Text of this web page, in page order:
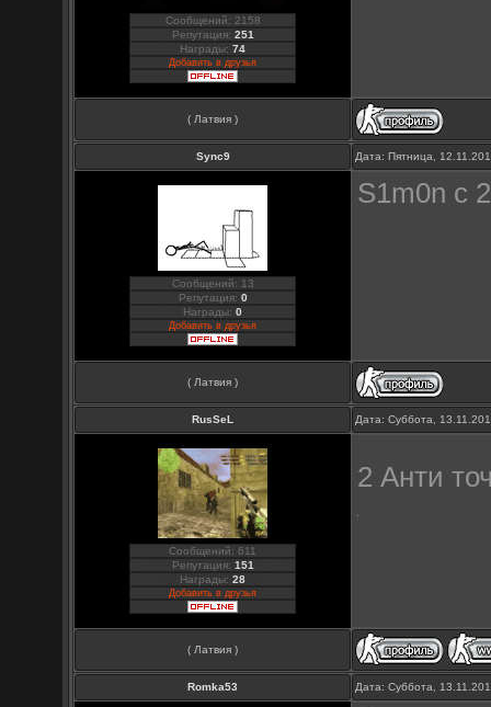
Сообщений: 2158
Репутация: 251
Награды:74
Добавить в друзья
( Латвия )
Sync9 Дата: Пятница,
Сообщений: 13
Репутация: 0
Награды:0
Добавить в друзья
S1m0n с
( Латвия )
RusSeL Дата: Суббота,
Сообщений: 611
Репутация: 151
Награды:28
Добавить в друзья
2 Анти
( Латвия )
Romka53 Дата: Суббота,